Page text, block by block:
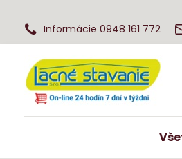
Informácie 0948 161 772